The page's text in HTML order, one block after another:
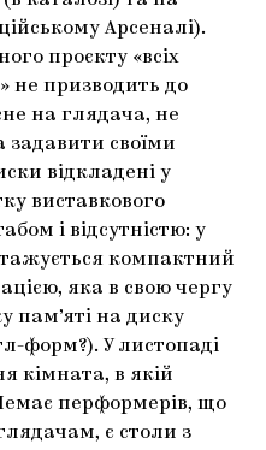
Арсеналі).
проєкту «всіх
не призводить до
на глядача, не
задавити своїми
відкладені у
виставкового
і відсутністю: у
компактний
яка в свою чергу
пам’яті на диску
форм?). У листопаді
кімната, в якій
перформерів, що
є столи з